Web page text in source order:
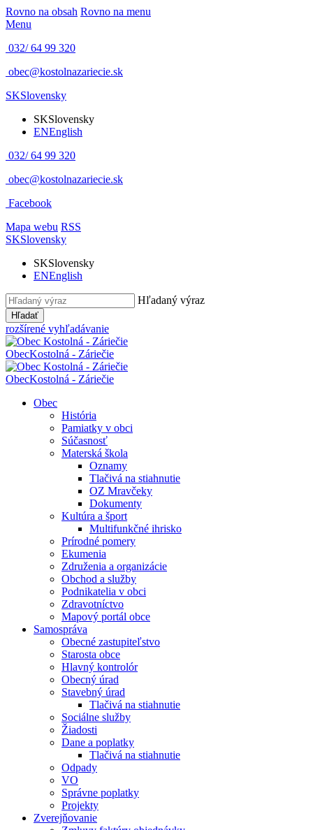
Rovno na obsah Rovno na menu
Menu
032/ 64 99 320
obec@kostolnazariecie.sk
SKSlovensky
SKSlovensky
ENEnglish
032/ 64 99 320
obec@kostolnazariecie.sk
Facebook
Mapa webu RSS
SKSlovensky
SKSlovensky
ENEnglish
Hľadaný výraz
Hľadať
rozšírené vyhľadávanie
ObecKostolná - Záriečie
ObecKostolná - Záriečie
Obec
História
Pamiatky v obci
Súčasnosť
Materská škola
Oznamy
Tlačivá na stiahnutie
OZ Mravčeky
Dokumenty
Kultúra a šport
Multifunkčné ihrisko
Prírodné pomery
Ekumenia
Združenia a organizácie
Obchod a služby
Podnikatelia v obci
Zdravotníctvo
Mapový portál obce
Samospráva
Obecné zastupiteľstvo
Starosta obce
Hlavný kontrolór
Obecný úrad
Stavebný úrad
Tlačivá na stiahnutie
Sociálne služby
Žiadosti
Dane a poplatky
Tlačivá na stiahnutie
Odpady
VO
Správne poplatky
Projekty
Zverejňovanie